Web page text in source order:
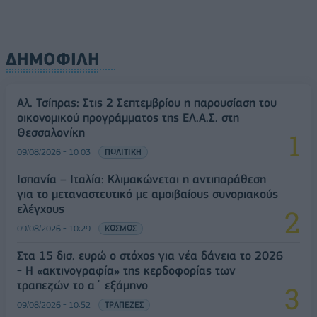
ΔΗΜΟΦΙΛΗ
Αλ. Τσίπρας: Στις 2 Σεπτεμβρίου η παρουσίαση του
οικονομικού προγράμματος της ΕΛ.Α.Σ. στη
Θεσσαλονίκη
09/08/2026 - 10:03 ΠΟΛΙΤΙΚΗ
Ισπανία – Ιταλία: Κλιμακώνεται η αντιπαράθεση
για το μεταναστευτικό με αμοιβαίους συνοριακούς
ελέγχους
09/08/2026 - 10:29 ΚΟΣΜΟΣ
Στα 15 δισ. ευρώ ο στόχος για νέα δάνεια το 2026
- Η «ακτινογραφία» της κερδοφορίας των
τραπεζών το α΄ εξάμηνο
09/08/2026 - 10:52 ΤΡΑΠΕΖΕΣ